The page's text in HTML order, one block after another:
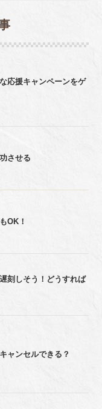
応援キャンペーンをゲ
させる
OK！
刻しそう！どうすれば
ャンセルできる？